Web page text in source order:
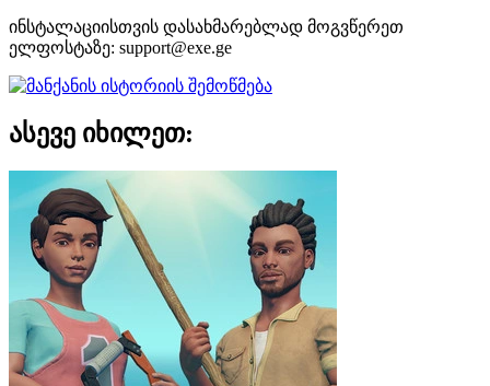
ინსტალაციისთვის დასახმარებლად მოგვწერეთ
ელფოსტაზე: support@exe.ge
ასევე იხილეთ: